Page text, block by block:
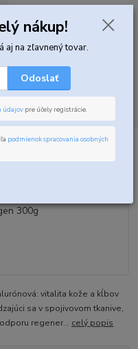
Hľadať
0,00 EUR
Collagen 300g
vitalita kože a kĺbov
sa v spojivovom tkanive,
regener... celý popis
nákup!
aj na zľavnený tovar.
Odoslať
údajov pre účely registrácie.
podmienok spracovania osobných